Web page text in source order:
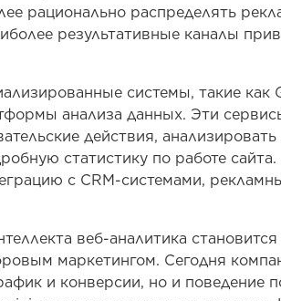
рационально распределять
результативные каналы
системы, такие как
анализа данных. Эти
действия,
статистику по работе
с CRM-системами,
веб-аналитика
маркетингом. Сегодня
и конверсии, но и поведение